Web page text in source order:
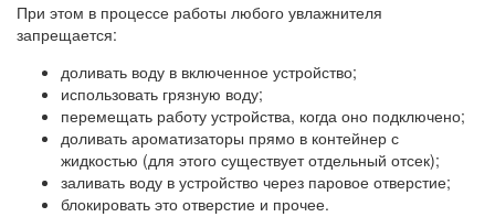
При этом в процессе работы любого увлажнителя
запрещается:
доливать воду в включенное устройство;
использовать грязную воду;
перемещать работу устройства, когда оно подключено;
доливать ароматизаторы прямо в контейнер с
жидкостью (для этого существует отдельный отсек);
заливать воду в устройство через паровое отверстие;
блокировать это отверстие и прочее.